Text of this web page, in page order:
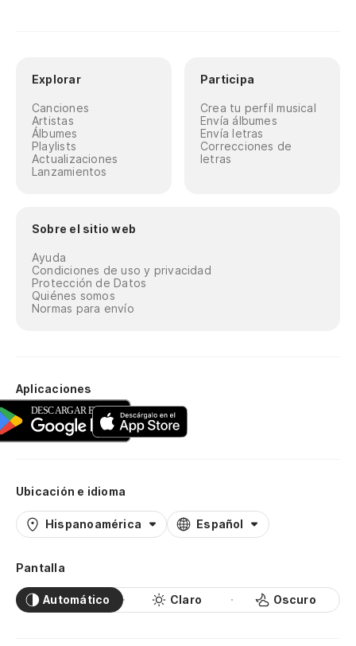
Explorar
Canciones
Artistas
Álbumes
Playlists
Actualizaciones
Lanzamientos
Participa
Crea tu perfil musical
Envía álbumes
Envía letras
Correcciones de
letras
Sobre el sitio web
Ayuda
Condiciones de uso y privacidad
Protección de Datos
Quiénes somos
Normas para envío
Aplicaciones
Ubicación e idioma
Hispanoamérica Español
Pantalla
Automático Claro Oscuro